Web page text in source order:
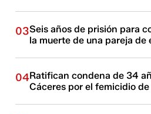
03Seis años de prisión para
la muerte de una pareja de
04Ratifican condena de 34
Cáceres por el femicidio